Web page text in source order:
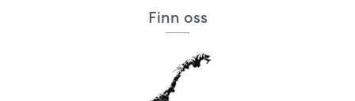
Finn oss